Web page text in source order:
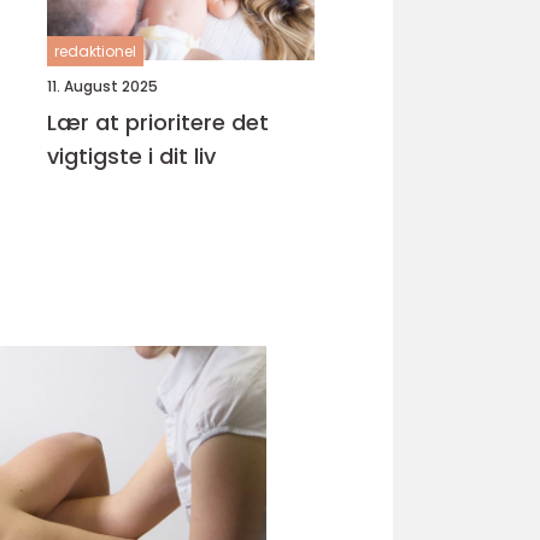
redaktionel
11. August 2025
Lær at prioritere det
vigtigste i dit liv